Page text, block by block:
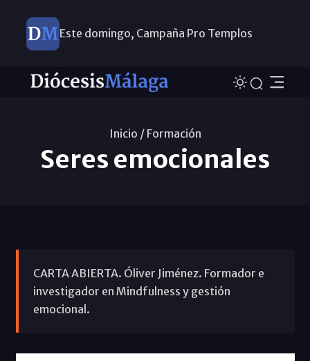
Este domingo, Campaña Pro Templos
Inicio / Formación
Seres emocionales
CARTA ABIERTA. Óliver Jiménez. Formador e
investigador en Mindfulness y gestión
emocional.